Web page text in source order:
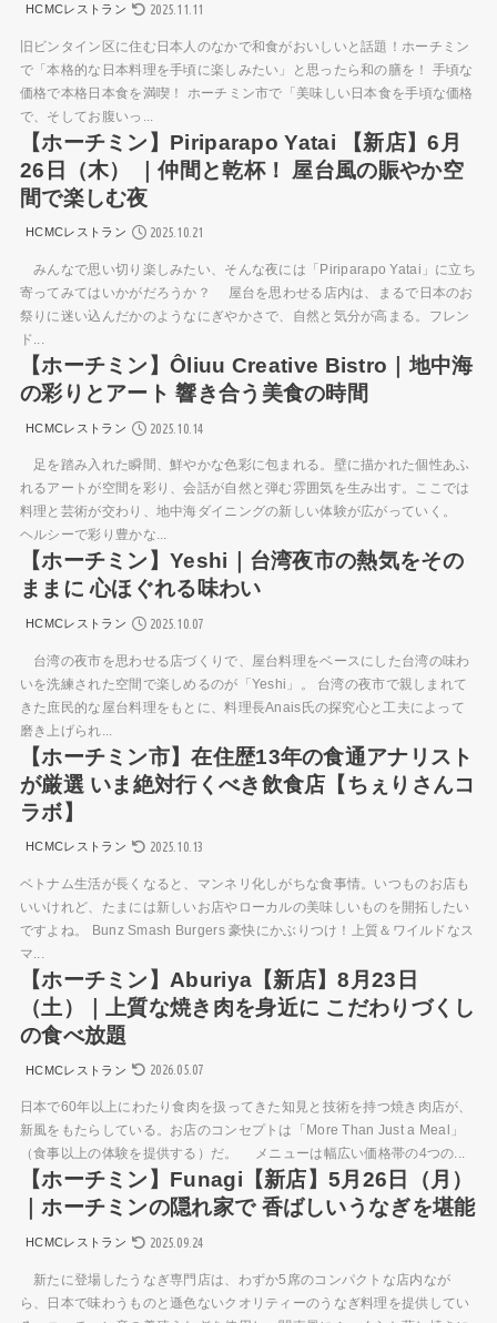
HCMCレストラン 2025.11.11
旧ビンタイン区に住む日本人のなかで和食がおいしいと話題！ホーチミン
で「本格的な日本料理を手頃に楽しみたい」と思ったら和の膳を！ 手頃な
価格で本格日本食を満喫！ ホーチミン市で「美味しい日本食を手頃な価格
で、そしてお腹いっ...
【ホーチミン】Piriparapo Yatai 【新店】6月
26日（木） ｜仲間と乾杯！ 屋台風の賑やか空
間で楽しむ夜
HCMCレストラン 2025.10.21
みんなで思い切り楽しみたい、そんな夜には「Piriparapo Yatai」に立ち
寄ってみてはいかがだろうか？ 屋台を思わせる店内は、まるで日本のお
祭りに迷い込んだかのようなにぎやかさで、自然と気分が高まる。フレン
ド...
【ホーチミン】Ôliuu Creative Bistro｜地中海
の彩りとアート 響き合う美食の時間
HCMCレストラン 2025.10.14
足を踏み入れた瞬間、鮮やかな色彩に包まれる。壁に描かれた個性あふ
れるアートが空間を彩り、会話が自然と弾む雰囲気を生み出す。ここでは
料理と芸術が交わり、地中海ダイニングの新しい体験が広がっていく。
ヘルシーで彩り豊かな...
【ホーチミン】Yeshi｜台湾夜市の熱気をその
ままに 心ほぐれる味わい
HCMCレストラン 2025.10.07
台湾の夜市を思わせる店づくりで、屋台料理をベースにした台湾の味わ
いを洗練された空間で楽しめるのが「Yeshi」。 台湾の夜市で親しまれて
きた庶民的な屋台料理をもとに、料理長Anais氏の探究心と工夫によって
磨き上げられ...
【ホーチミン市】在住歴13年の食通アナリスト
が厳選 いま絶対行くべき飲食店【ちぇりさんコ
ラボ】
HCMCレストラン 2025.10.13
ベトナム生活が長くなると、マンネリ化しがちな食事情。いつものお店も
いいけれど、たまには新しいお店やローカルの美味しいものを開拓したい
ですよね。 Bunz Smash Burgers 豪快にかぶりつけ！上質＆ワイルドなス
マ...
【ホーチミン】Aburiya【新店】8月23日
（土）｜上質な焼き肉を身近に こだわりづくし
の食べ放題
HCMCレストラン 2026.05.07
日本で60年以上にわたり食肉を扱ってきた知見と技術を持つ焼き肉店が、
新風をもたらしている。お店のコンセプトは「More Than Just a Meal」
（食事以上の体験を提供する）だ。 メニューは幅広い価格帯の4つの...
【ホーチミン】Funagi【新店】5月26日（月）
｜ホーチミンの隠れ家で 香ばしいうなぎを堪能
HCMCレストラン 2025.09.24
新たに登場したうなぎ専門店は、わずか5席のコンパクトな店内なが
ら、日本で味わうものと遜色ないクオリティーのうなぎ料理を提供してい